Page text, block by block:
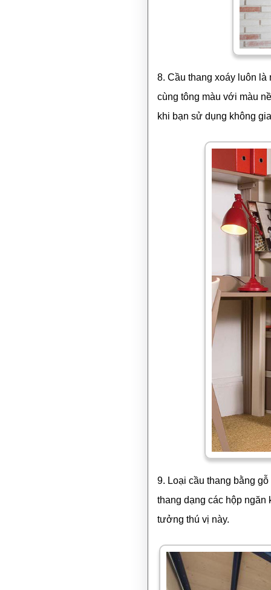
8. Cầu thang xoáy luôn là
cùng tông màu với màu
khi bạn sử dụng không
9. Loại cầu thang bằng
thang dạng các hộp
tưởng thú vị này.